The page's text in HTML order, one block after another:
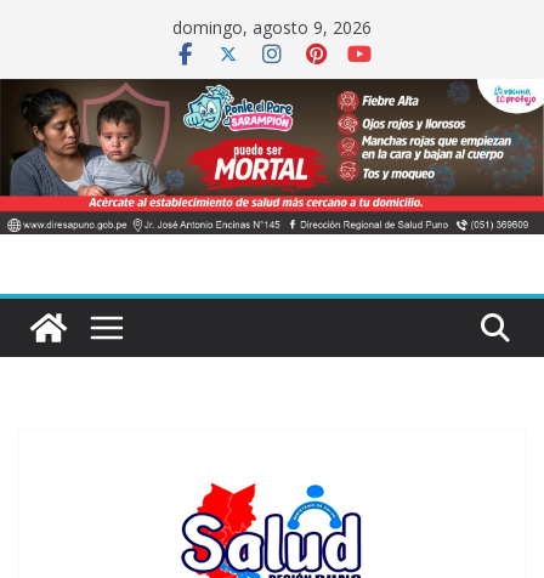
contenido
domingo, agosto 9, 2026